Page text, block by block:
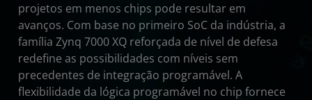
projetos em menos chips pode resultar em
avanços. Com base no primeiro SoC da indústria, a
família Zynq 7000 XQ reforçada de nível de defesa
redefine as possibilidades com níveis sem
precedentes de integração programável. A
flexibilidade da lógica programável no chip fornece